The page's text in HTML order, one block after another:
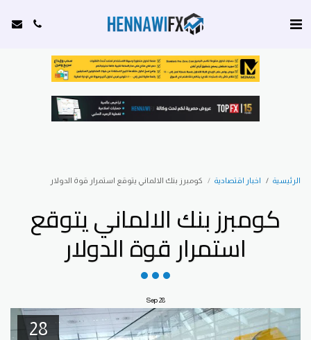
الرئيسية اخبار اقتصادية كومبرز بنك الالماني يتوقع استمرار قوة الدولار
كومبرز بنك الالماني يتوقع
استمرار قوة الدولار
28
Sep
28